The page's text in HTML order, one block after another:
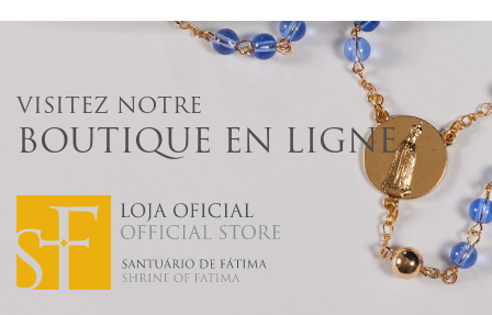
VISITEZ NOTRE
BOUTIQUE EN LIGNE